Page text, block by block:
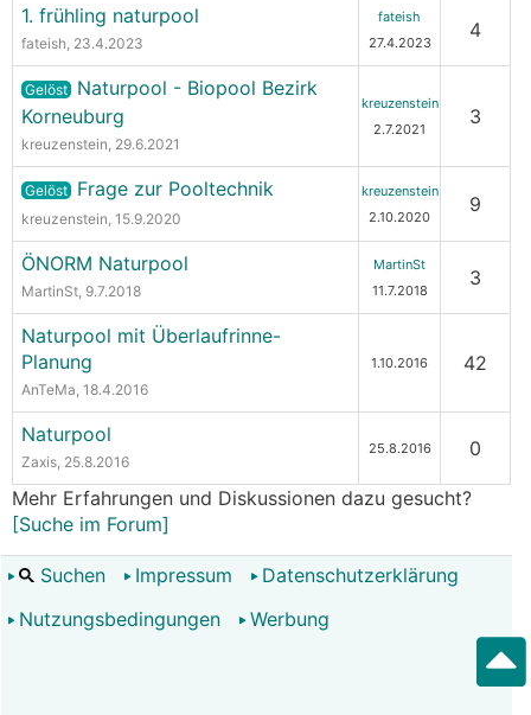
1. frühling naturpool
fateish, 23.4.2023
fateish
27.4.2023
4
Gelöst Naturpool - Biopool Bezirk
Korneuburg
kreuzenstein, 29.6.2021
kreuzenstein
2.7.2021
3
Gelöst Frage zur Pooltechnik
kreuzenstein, 15.9.2020
kreuzenstein
2.10.2020
9
ÖNORM Naturpool
MartinSt, 9.7.2018
MartinSt
11.7.2018
3
Naturpool mit Überlaufrinne-
Planung
AnTeMa, 18.4.2016
1.10.2016 42
Naturpool
Zaxis, 25.8.2016
25.8.2016 0
Mehr Erfahrungen und Diskussionen dazu gesucht?
[Suche im Forum]
Suchen Impressum
Datenschutzerklärung
Nutzungsbedingungen
Werbung